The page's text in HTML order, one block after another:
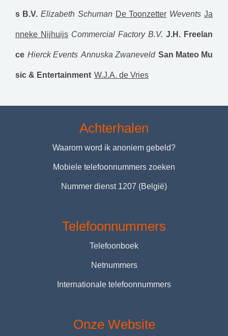
s B.V. Elizabeth Schuman De Toonzetter Wevents Ja
nneke Nijhuijs Commercial Factory B.V. J.H. Freelan
ce Hierck Events Annuska Zwaneveld San Mateo Mu
sic & Entertainment W.J.A. de Vries
Achterhalen
Waarom word ik anoniem gebeld?
Mobiele telefoonnummers zoeken
Nummer dienst 1207 (België)
Telefoonnummers
Telefoonboek
Netnummers
Internationale telefoonnummers
Onze Website